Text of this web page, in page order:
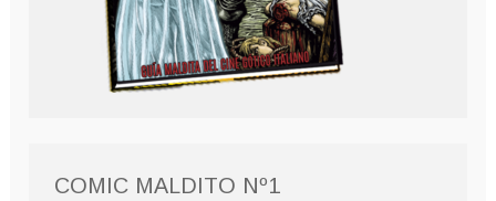
COMIC MALDITO Nº1